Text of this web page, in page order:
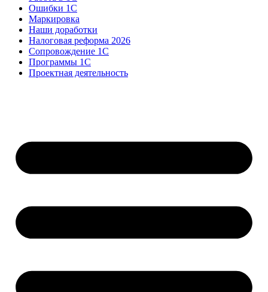
Ошибки 1С
Маркировка
Наши доработки
Налоговая реформа 2026
Сопровождение 1С
Программы 1С
Проектная деятельность